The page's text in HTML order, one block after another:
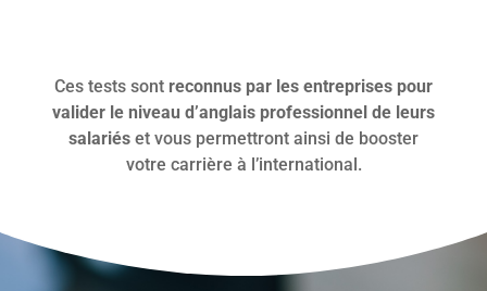
Ces tests sont reconnus par les entreprises pour
valider le niveau d’anglais professionnel de leurs
salariés et vous permettront ainsi de booster
votre carrière à l’international.